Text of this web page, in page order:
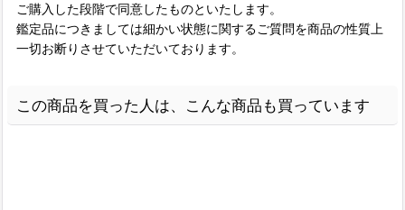
ご購入した段階で同意したものといたします。
鑑定品につきましては細かい状態に関するご質問を商品の性質上
一切お断りさせていただいております。
この商品を買った人は、こんな商品も買っています